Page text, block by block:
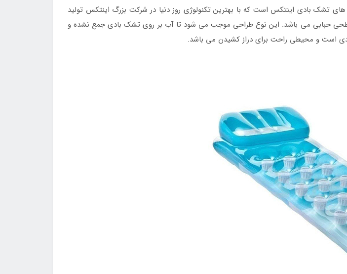
و زیباترین نمونه های تشک بادی اینتکس است که با بهترین تکنولوژی روز دنیا در شرکت بزرگ اینتکس تولید
حبابی می باشد. این نوع طراحی موجب می شود تا آب بر روی تشک بادی جمع نشده و
است و محیطی راحت برای دراز کشیدن می باشد.